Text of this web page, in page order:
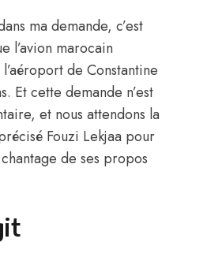
ma demande, c’est
l’avion marocain
de Constantine
Et cette demande n’est
et nous attendons la
Fouzi Lekjaa pour
de ses propos